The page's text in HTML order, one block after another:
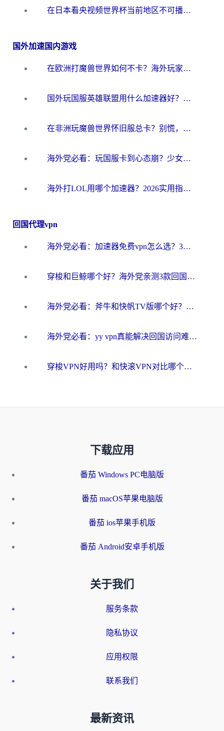
在日本看央视频世界杯当前地区不可播放？海外党体育观赛终极指南
国外加速国内游戏
在欧洲打魔兽世界如何不卡？海外玩家的国服游戏加速终极攻略
国外玩国服英雄联盟用什么加速器好？海外党亲测有效的国服游戏加速指南
在非洲玩魔兽世界怀旧服总卡？别慌，这份指南帮你丝滑开荒
海外党必看：玩国服卡到心态崩？少女前线云图计划加速器免费推荐+碧蓝航线足球世界流畅攻略
海外打LOL用哪个加速器？2026实用指南：从延迟到设备适配，一篇解决你的国服游戏痛点
回国代理vpn
海外党必看：加速器免费vpn怎么选？3步教你无缝访问国内资源
穿梭和巨鲸哪个好？海外党亲测3款回国加速器，教你避开90%的坑
海外党必看：斧牛和快帆TV版哪个好？3分钟选对回国加速器，无缝刷B站、追热剧
海外党必看：yy vpn真能解决回国访问难题？附云极initap测评+免费方案对比
穿梭VPN好用吗？和快滚VPN对比哪个回国效果更好？海外党选回国加速器必看指南
下载应用
番茄 Windows PC电脑版
番茄 macOS苹果电脑版
番茄 ios苹果手机版
番茄 Android安卓手机版
关于我们
服务条款
隐私协议
应用权限
联系我们
最新资讯